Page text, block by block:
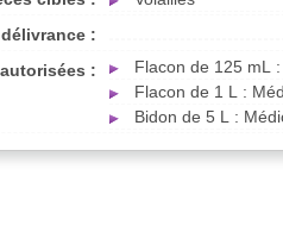
:
:
Flacon de 125 mL
Flacon de 1 L :
Bidon de 5 L :